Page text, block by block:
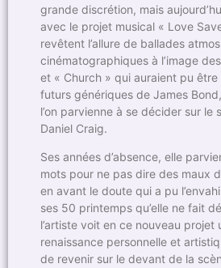
grande discrétion, mais
avec le projet musical « Love
revêtent l’allure de ballades
cinématographiques à l’image
et « Church » qui auraient pu
futurs génériques de James
l’on parvienne à se décider sur le
Daniel Craig.
Ses années d’absence, elle
mots pour ne pas dire des maux
en avant le doute qui a pu
ses 50 printemps qu’elle ne fait
l’artiste voit en ce nouveau projet
renaissance personnelle et
de revenir sur le devant de la